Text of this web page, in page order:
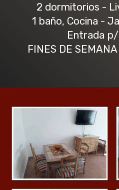
2 dormitorios -
1 baño, Cocina -
Entrada
FINES DE